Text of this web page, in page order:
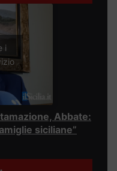
i
Abbate:
siciliane”